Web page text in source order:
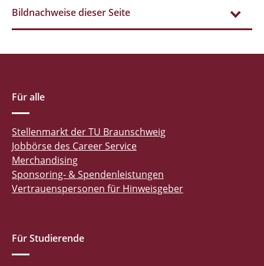
Bildnachweise dieser Seite
Für alle
Stellenmarkt der TU Braunschweig
Jobbörse des Career Service
Merchandising
Sponsoring- & Spendenleistungen
Vertrauenspersonen für Hinweisgeber
Für Studierende